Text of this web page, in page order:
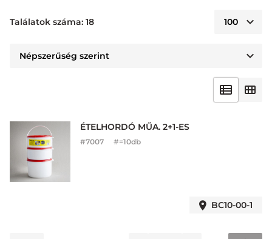
Találatok száma: 18
ÉTELHORDÓ MŰA. 2+1-ES
#7007 #=10db
BC10-00-1